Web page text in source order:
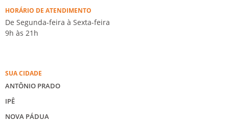
HORÁRIO DE ATENDIMENTO
De Segunda-feira à Sexta-feira
9h às 21h
SUA CIDADE
ANTÔNIO PRADO
IPÊ
NOVA PÁDUA